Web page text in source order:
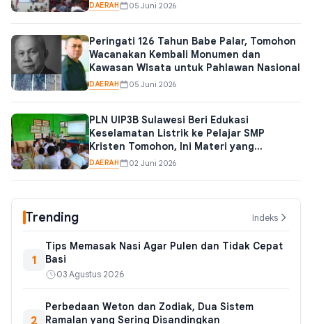
DAERAH 05 Juni 2026
Peringati 126 Tahun Babe Palar, Tomohon
Wacanakan Kembali Monumen dan
Kawasan Wisata untuk Pahlawan Nasional
DAERAH 05 Juni 2026
PLN UIP3B Sulawesi Beri Edukasi
Keselamatan Listrik ke Pelajar SMP
Kristen Tomohon, Ini Materi yang
Diajarkan
DAERAH 02 Juni 2026
Trending Indeks
1
Tips Memasak Nasi Agar Pulen dan Tidak Cepat
Basi
03 Agustus 2026
2
Perbedaan Weton dan Zodiak, Dua Sistem
Ramalan yang Sering Disandingkan